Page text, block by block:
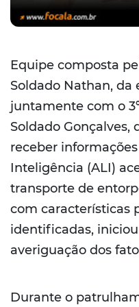
Equipe composta
Soldado Nathan, da
juntamente com o
Soldado Gonçalves,
receber
Inteligência (ALI)
transporte de
com características
identificadas,
averiguação dos
Durante o